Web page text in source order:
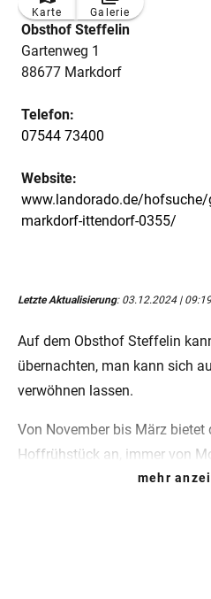
Karte Galerie
Obsthof Steffelin
Gartenweg 1
88677 Markdorf
Telefon:
07544 73400
Website:
www.landorado.de/
markdorf-ittendorf-0355/
Letzte Aktualisierung: 03.12.2024 |
Auf dem Obsthof Steffelin
übernachten, man kann sich
verwöhnen lassen.
Von November bis März bietet
Hoffrühstück an, immer von
bis 9.30 Uhr oder 9.30 bis 12
mehr